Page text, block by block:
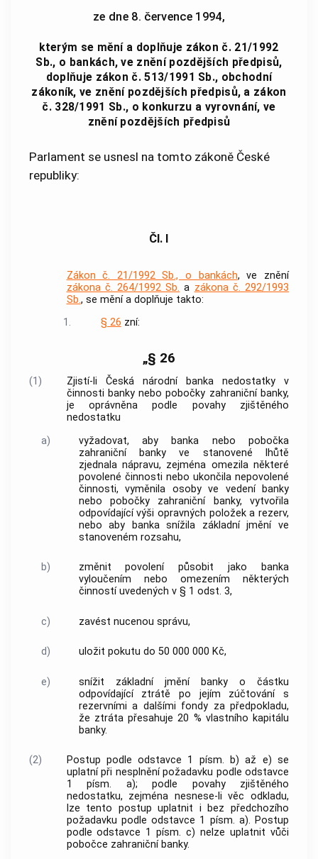
ze dne 8. července 1994,
kterým se mění a doplňuje zákon č. 21/1992
Sb., o bankách, ve znění pozdějších předpisů,
doplňuje zákon č. 513/1991 Sb., obchodní
zákoník, ve znění pozdějších předpisů, a zákon
č. 328/1991 Sb., o konkurzu a vyrovnání, ve
znění pozdějších předpisů
Parlament se usnesl na tomto zákoně České
republiky:
Čl. I
Zákon č. 21/1992 Sb., o bankách, ve znění
zákona č. 264/1992 Sb. a zákona č. 292/1993
Sb., se mění a doplňuje takto:
1.
§ 26 zní:
„§ 26
(1)
Zjistí-li Česká národní banka nedostatky v
činnosti banky nebo pobočky zahraniční banky,
je oprávněna podle povahy zjištěného
nedostatku
a)
vyžadovat, aby banka nebo pobočka
zahraniční banky ve stanovené lhůtě
zjednala nápravu, zejména omezila některé
povolené činnosti nebo ukončila nepovolené
činnosti, vyměnila osoby ve vedení banky
nebo pobočky zahraniční banky, vytvořila
odpovídající výši opravných položek a rezerv,
nebo aby banka snížila základní jmění ve
stanoveném rozsahu,
b)
změnit povolení působit jako banka
vyloučením nebo omezením některých
činností uvedených v § 1 odst. 3,
c) zavést nucenou správu,
d) uložit pokutu do 50 000 000 Kč,
e)
snížit základní jmění banky o částku
odpovídající ztrátě po jejím zúčtování s
rezervními a dalšími fondy za předpokladu,
že ztráta přesahuje 20 % vlastního kapitálu
banky.
(2)
Postup podle odstavce 1 písm. b) až e) se
uplatní při nesplnění požadavku podle odstavce
1 písm. a); podle povahy zjištěného
nedostatku, zejména nesnese-li věc odkladu,
lze tento postup uplatnit i bez předchozího
požadavku podle odstavce 1 písm. a). Postup
podle odstavce 1 písm. c) nelze uplatnit vůči
pobočce zahraniční banky.